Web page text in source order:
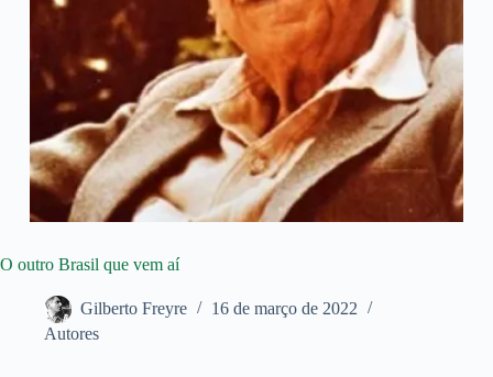
O outro Brasil que vem aí
Gilberto Freyre
16 de março de 2022
Autores